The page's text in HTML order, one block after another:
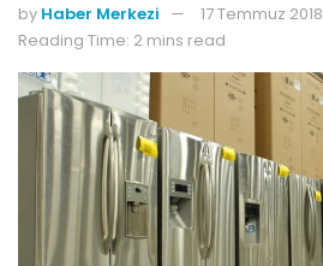
by Haber Merkezi
17 Temmuz 2018
Reading Time: 2 mins read